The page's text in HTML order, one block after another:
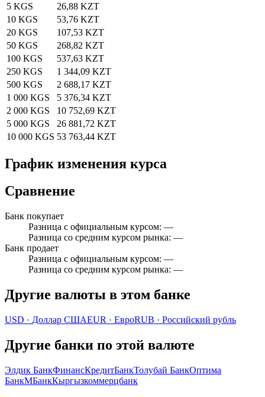
5 KGS
26,88 KZT
10 KGS
53,76 KZT
20 KGS
107,53 KZT
50 KGS
268,82 KZT
100 KGS
537,63 KZT
250 KGS
1 344,09 KZT
500 KGS
2 688,17 KZT
1 000 KGS
5 376,34 KZT
2 000 KGS
10 752,69 KZT
5 000 KGS
26 881,72 KZT
10 000 KGS 53 763,44 KZT
График изменения курса
Сравнение
Банк покупает
Разница с официальным курсом: —
Разница со средним курсом рынка: —
Банк продает
Разница с официальным курсом: —
Разница со средним курсом рынка: —
Другие валюты в этом банке
USD · Доллар СШАEUR · ЕвроRUB · Российский рубль
Другие банки по этой валюте
Элдик БанкФинансКредитБанкТолубай БанкОптима
БанкМБанкКыргызкоммерцбанк